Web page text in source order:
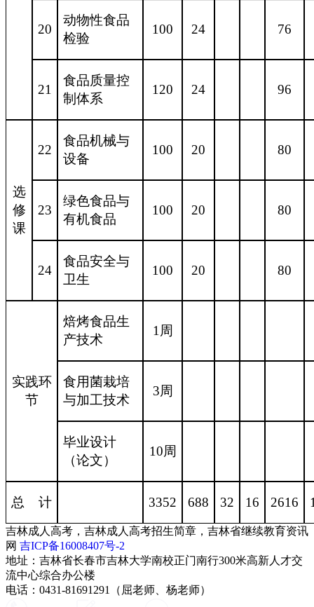
20
动物性食品
检验
100 24 76
21
食品质量控
制体系
120 24 96
选
修
课
22
食品机械与
设备
100 20 80
23
绿色食品与
有机食品
100 20 80
24
食品安全与
卫生
100 20 80
实践环
节
焙烤食品生
产技术
1 周
食用菌栽培
与加工技术
3周
毕业设计
（论文）
10周
总 计 3352 688 32 16 2616
吉林成人高考，吉林成人高考招生简章，吉林省继续教育资讯
网 吉ICP备16008407号-2
地址：吉林省长春市吉林大学南校正门南行300米高新人才交
流中心综合办公楼
电话：0431-81691291（屈老师、杨老师）